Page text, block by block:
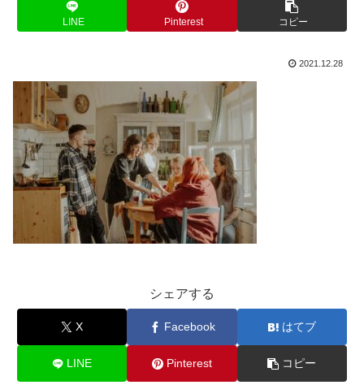
LINE Pinterest コピー
2021.12.28
シェアする
X Facebook はてブ
LINE Pinterest コピー